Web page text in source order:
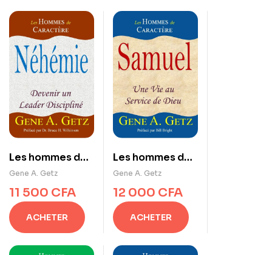
Les hommes de
caractères :
Néhémie :
Devenir un
leader
discipliné
Gene A. Getz
11 500 CFA
ACHETER
Les hommes de
caractères :
Samuel : Une vie
au service de
Dieu
Gene A. Getz
12 000 CFA
ACHETER